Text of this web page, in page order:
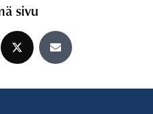
sivu
Jaa X:ssäJaa sähköpostitse